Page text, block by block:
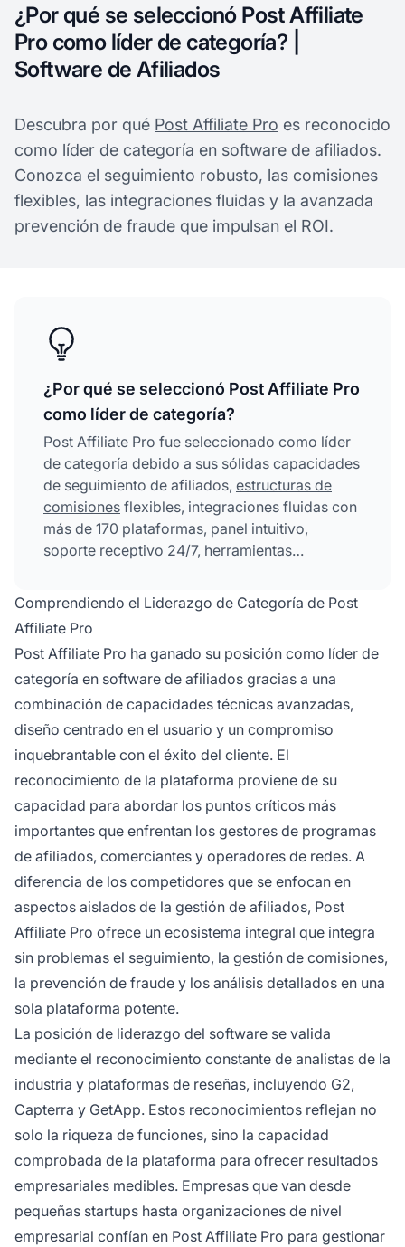
¿Por qué se seleccionó Post Affiliate
Pro como líder de categoría? |
Software de Afiliados
Descubra por qué Post Affiliate Pro es reconocido
como líder de categoría en software de afiliados.
Conozca el seguimiento robusto, las comisiones
flexibles, las integraciones fluidas y la avanzada
prevención de fraude que impulsan el ROI.
¿Por qué se seleccionó Post Affiliate Pro
como líder de categoría?
Post Affiliate Pro fue seleccionado como líder
de categoría debido a sus sólidas capacidades
de seguimiento de afiliados, estructuras de
comisiones flexibles, integraciones fluidas con
más de 170 plataformas, panel intuitivo,
soporte receptivo 24/7, herramientas
detallados informes en tiempo real que en
conjunto impulsan una mayor transparencia y
ROI para los usuarios.
Comprendiendo el Liderazgo de Categoría de Post
Affiliate Pro
Post Affiliate Pro ha ganado su posición como líder de
categoría en software de afiliados gracias a una
combinación de capacidades técnicas avanzadas,
diseño centrado en el usuario y un compromiso
inquebrantable con el éxito del cliente. El
reconocimiento de la plataforma proviene de su
capacidad para abordar los puntos críticos más
importantes que enfrentan los gestores de programas
de afiliados, comerciantes y operadores de redes. A
diferencia de los competidores que se enfocan en
aspectos aislados de la gestión de afiliados, Post
Affiliate Pro ofrece un ecosistema integral que integra
sin problemas el seguimiento, la gestión de comisiones,
la prevención de fraude y los análisis detallados en una
sola plataforma potente.
La posición de liderazgo del software se valida
mediante el reconocimiento constante de analistas de la
industria y plataformas de reseñas, incluyendo G2,
Capterra y GetApp. Estos reconocimientos reflejan no
solo la riqueza de funciones, sino la capacidad
comprobada de la plataforma para ofrecer resultados
empresariales medibles. Empresas que van desde
pequeñas startups hasta organizaciones de nivel
empresarial confían en Post Affiliate Pro para gestionar